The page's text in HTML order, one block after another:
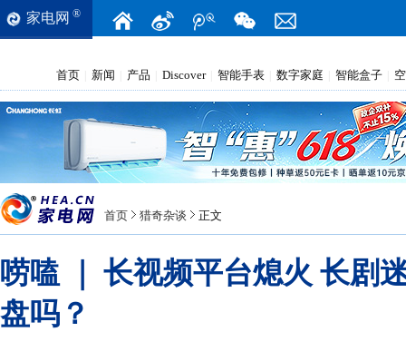
家电网 ®
首页 新闻 产品 Discover 智能手表 数字家庭 智能盒子
首页 猎奇杂谈 正文
唠嗑 ｜ 长视频平台熄火 长剧
盘吗？